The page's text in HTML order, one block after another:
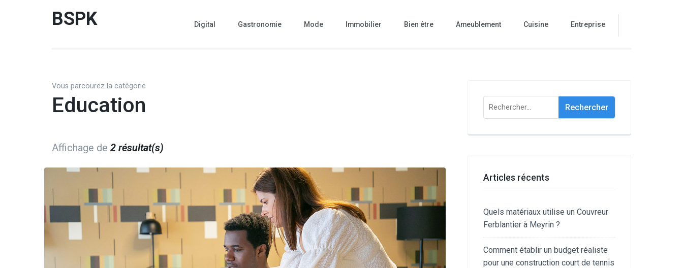
BSPK Digital Gastronomie Mode Immobilier Bien être Ameublement Cuisine Entreprise
Vous parcourez la catégorie
Education
Affichage de 2 résultat(s)
Rechercher :
Articles récents
Quels matériaux utilise un Couvreur
Ferblantier à Meyrin ?
Comment établir un budget réaliste
pour une construction court de tennis